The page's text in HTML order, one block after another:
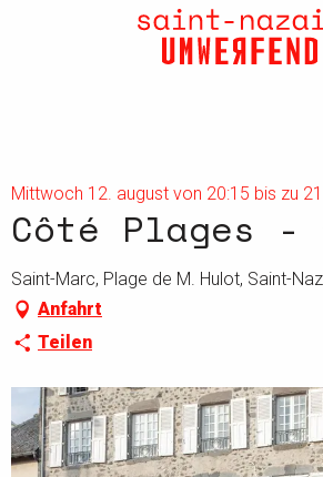
Mittwoch 12. august von 20:15 bis zu
Côté Plages -
Saint-Marc, Plage de M. Hulot, Saint-
Anfahrt
Teilen